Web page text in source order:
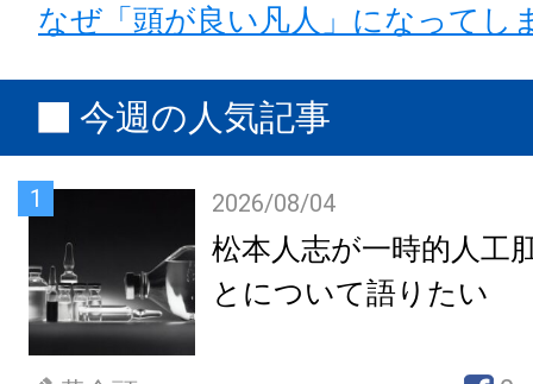
なぜ「頭が良い凡人」になってし
今週の人気記事
1 2026/08/04
松本人志が一時的人工
とについて語りたい